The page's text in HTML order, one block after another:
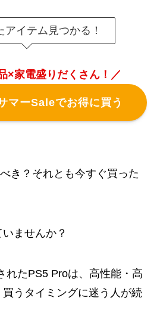
アイテム見つかる！
×家電盛りだくさん！／
マーSaleでお得に買う
き？それとも今すぐ買った
ませんか？
れたPS5 Proは、高性能・高
うタイミングに迷う人が続